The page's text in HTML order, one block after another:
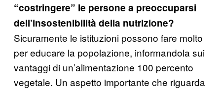
“costringere” le persone a preoccuparsi
dell’insostenibilità della nutrizione?
Sicuramente le istituzioni possono fare molto
per educare la popolazione, informandola sui
vantaggi di un’alimentazione 100 percento
vegetale. Un aspetto importante che riguarda